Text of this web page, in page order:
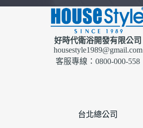
好時代衛浴開發有限公司
housestyle1989@gmail.com
客服專線：0800-000-558
台北總公司